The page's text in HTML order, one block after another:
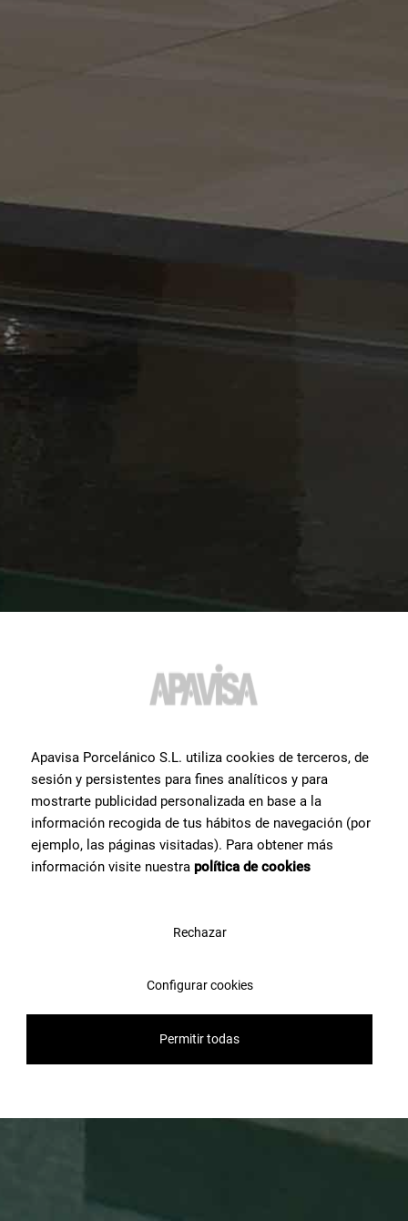
Apavisa Porcelánico S.L. utiliza cookies de terceros, de
sesión y persistentes para fines analíticos y para
mostrarte publicidad personalizada en base a la
información recogida de tus hábitos de navegación (por
ejemplo, las páginas visitadas). Para obtener más
información visite nuestra política de cookies
Rechazar
Configurar cookies
Permitir todas